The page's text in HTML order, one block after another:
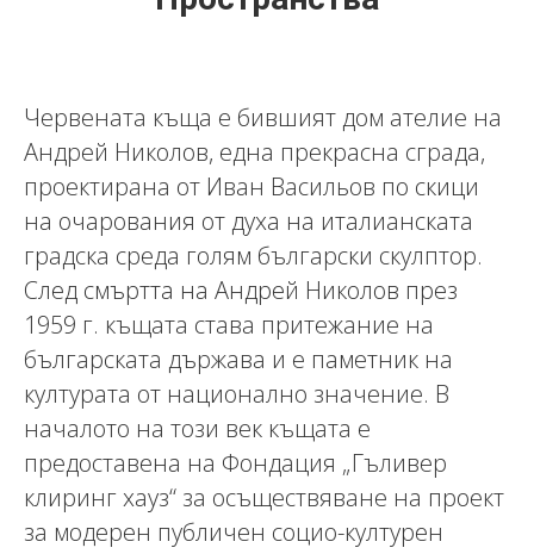
Червената къща е бившият дом ателие на
Андрей Николов, една прекрасна сграда,
проектирана от Иван Васильов по скици
на очарования от духа на италианската
градска среда голям български скулптор.
След смъртта на Андрей Николов през
1959 г. къщата става притежание на
българската държава и е паметник на
културата от национално значение. В
началото на този век къщата е
предоставена на Фондация „Гъливер
клиринг хауз“ за осъществяване на проект
за модерен публичен социо-културен